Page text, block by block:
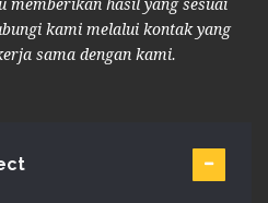
memberikan hasil yang sesuai
kami melalui kontak yang
sama dengan kami.